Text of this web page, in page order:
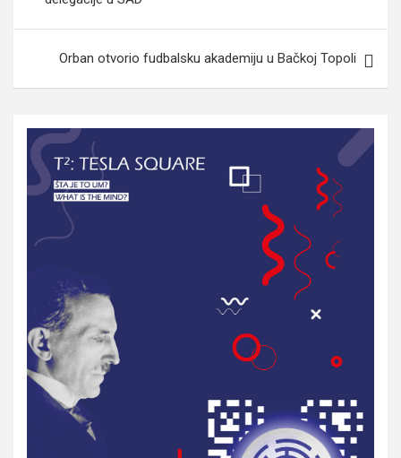
Orban otvorio fudbalsku akademiju u Bačkoj Topoli